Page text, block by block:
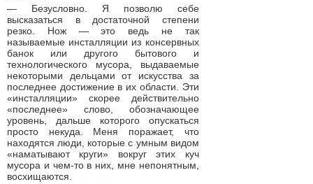
— Безусловно. Я позволю себе
высказаться в достаточной степени
резко. Нож — это ведь не так
называемые инсталляции из консервных
банок или другого бытового и
технологического мусора, выдаваемые
некоторыми дельцами от искусства за
последнее достижение в их области. Эти
«инсталляции» скорее действительно
«последнее» слово, обозначающее
уровень, дальше которого опускаться
просто некуда. Меня поражает, что
находятся люди, которые с умным видом
«наматывают круги» вокруг этих куч
мусора и чем-то в них, мне непонятным,
восхищаются.